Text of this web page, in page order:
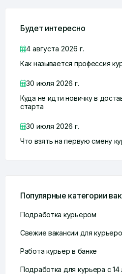
Будет интересно
4 августа 2026 г.
Как называется профессия
30 июля 2026 г.
Куда не идти новичку в
старта
30 июля 2026 г.
Что взять на первую смену
Популярные категории
Подработка курьером
Свежие вакансии для
Работа курьер в банке
Подработка для курьера с 14